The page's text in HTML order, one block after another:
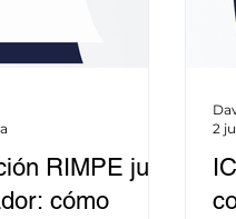
RIMPE julio
cómo
2